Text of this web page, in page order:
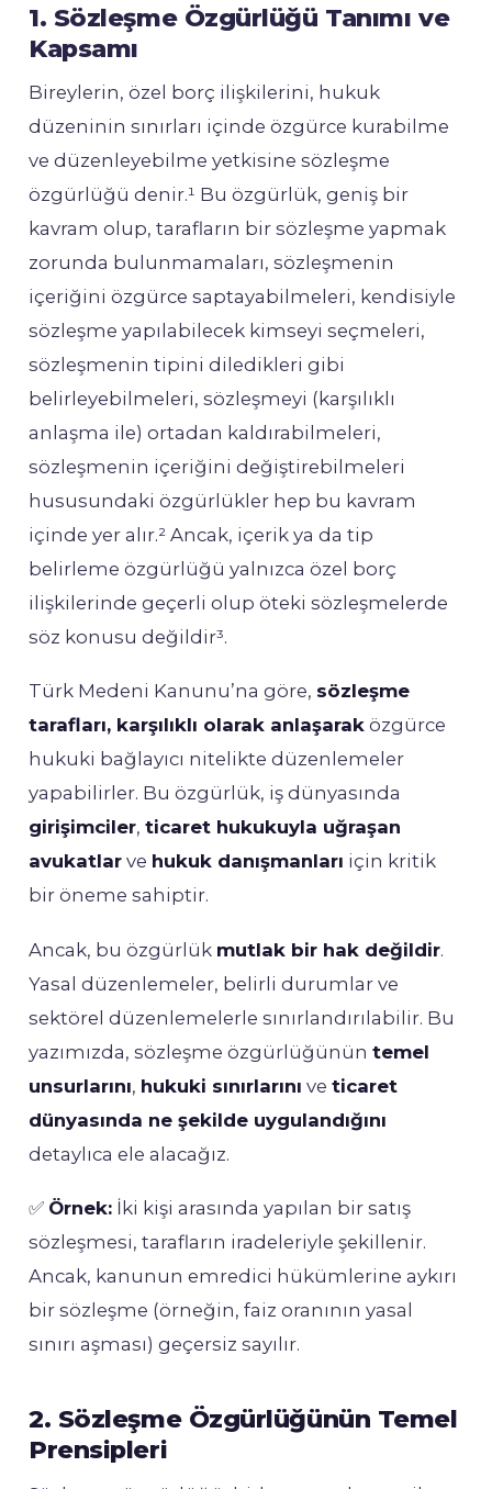
1. Sözleşme Özgürlüğü Tanımı ve
Kapsamı
Bireylerin, özel borç ilişkilerini, hukuk
düzeninin sınırları içinde özgürce kurabilme
ve düzenleyebilme yetkisine sözleşme
özgürlüğü denir.¹ Bu özgürlük, geniş bir
kavram olup, tarafların bir sözleşme yapmak
zorunda bulunmamaları, sözleşmenin
içeriğini özgürce saptayabilmeleri, kendisiyle
sözleşme yapılabilecek kimseyi seçmeleri,
sözleşmenin tipini diledikleri gibi
belirleyebilmeleri, sözleşmeyi (karşılıklı
anlaşma ile) ortadan kaldırabilmeleri,
sözleşmenin içeriğini değiştirebilmeleri
hususundaki özgürlükler hep bu kavram
içinde yer alır.² Ancak, içerik ya da tip
belirleme özgürlüğü yalnızca özel borç
ilişkilerinde geçerli olup öteki sözleşmelerde
söz konusu değildir³.
Türk Medeni Kanunu’na göre, sözleşme
tarafları, karşılıklı olarak anlaşarak özgürce
hukuki bağlayıcı nitelikte düzenlemeler
yapabilirler. Bu özgürlük, iş dünyasında
girişimciler, ticaret hukukuyla uğraşan
avukatlar ve hukuk danışmanları için kritik
bir öneme sahiptir.
Ancak, bu özgürlük mutlak bir hak değildir.
Yasal düzenlemeler, belirli durumlar ve
sektörel düzenlemelerle sınırlandırılabilir. Bu
yazımızda, sözleşme özgürlüğünün temel
unsurlarını, hukuki sınırlarını ve ticaret
dünyasında ne şekilde uygulandığını
detaylıca ele alacağız.
✅ Örnek: İki kişi arasında yapılan bir satış
sözleşmesi, tarafların iradeleriyle şekillenir.
Ancak, kanunun emredici hükümlerine aykırı
bir sözleşme (örneğin, faiz oranının yasal
sınırı aşması) geçersiz sayılır.
2. Sözleşme Özgürlüğünün Temel
Prensipleri